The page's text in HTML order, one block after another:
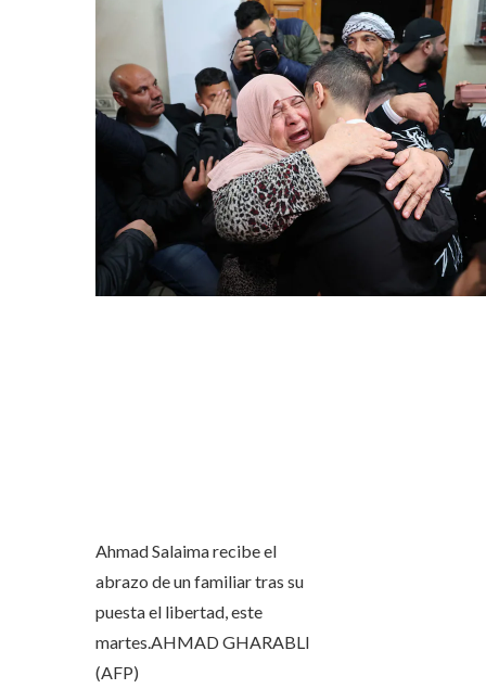
Ahmad Salaima recibe el
abrazo de un familiar tras su
puesta el libertad, este
martes.AHMAD GHARABLI
(AFP)